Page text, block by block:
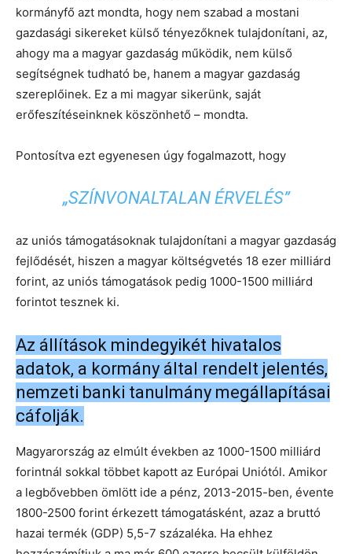
kormányfő azt mondta, hogy nem szabad a mostani
gazdasági sikereket külső tényezőknek tulajdonítani, az,
ahogy ma a magyar gazdaság működik, nem külső
segítségnek tudható be, hanem a magyar gazdaság
szereplőinek. Ez a mi magyar sikerünk, saját
erőfeszítéseinknek köszönhető – mondta.
Pontosítva ezt egyenesen úgy fogalmazott, hogy
„SZÍNVONALTALAN ÉRVELÉS”
az uniós támogatásoknak tulajdonítani a magyar gazdaság
fejlődését, hiszen a magyar költségvetés 18 ezer milliárd
forint, az uniós támogatások pedig 1000-1500 milliárd
forintot tesznek ki.
Az állítások mindegyikét hivatalos
adatok, a kormány által rendelt jelentés,
nemzeti banki tanulmány megállapításai
cáfolják.
Magyarország az elmúlt években az 1000-1500 milliárd
forintnál sokkal többet kapott az Európai Uniótól. Amikor
a legbővebben ömlött ide a pénz, 2013-2015-ben, évente
1800-2500 forint érkezett támogatásként, azaz a bruttó
hazai termék (GDP) 5,5-7 százaléka. Ha ehhez